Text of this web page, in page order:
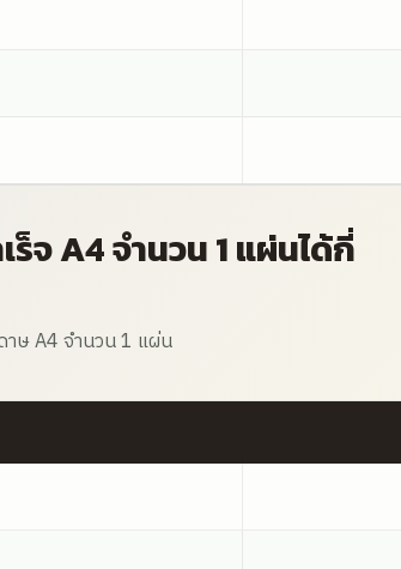
จ A4 จำนวน 1 แผ่นได้กี่
าษ A4 จำนวน 1 แผ่น